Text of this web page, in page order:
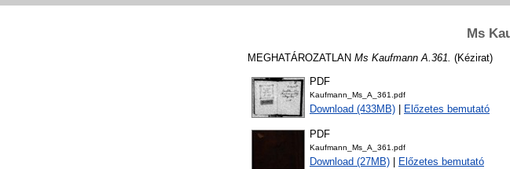
Ms
MEGHATÁROZATLAN Ms Kaufmann A.361. (Kézirat)
PDF
Kaufmann_Ms_A_361.pdf
Download (433MB) Előzetes bemutató
PDF
Kaufmann_Ms_A_361.pdf
Download (27MB) Előzetes bemutató